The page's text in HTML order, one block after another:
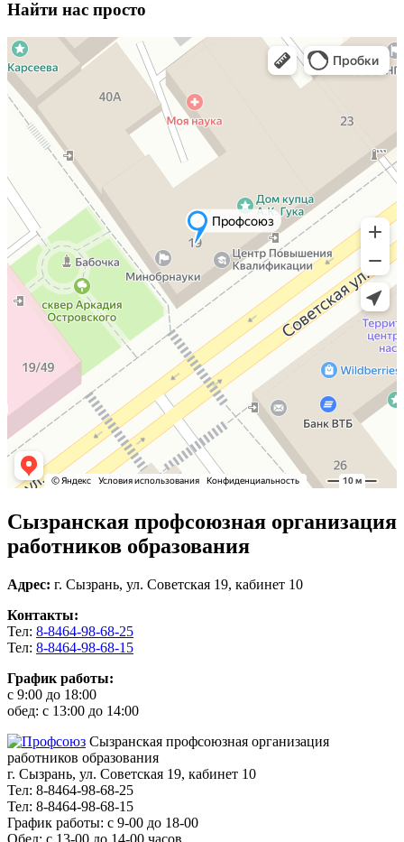
Найти нас просто
Сызранская профсоюзная организация
работников образования
Адрес: г. Сызрань, ул. Советская 19, кабинет 10
Контакты:
Тел: 8-8464-98-68-25
Тел: 8-8464-98-68-15
График работы:
с 9:00 до 18:00
обед: с 13:00 до 14:00
Сызранская профсоюзная организация
работников образования
г. Сызрань, ул. Советская 19, кабинет 10
Тел: 8-8464-98-68-25
Тел: 8-8464-98-68-15
График работы: с 9-00 до 18-00
Обед: с 13-00 до 14-00 часов